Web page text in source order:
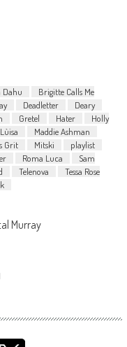
Dahu
Brigitte Calls Me
Deadletter
Deary
Gretel Hater
Holly
Lùisa
Maddie Ashman
Grit Mitski
playlist
Roma Luca
Sam
Telenova
Tessa Rose
Murray